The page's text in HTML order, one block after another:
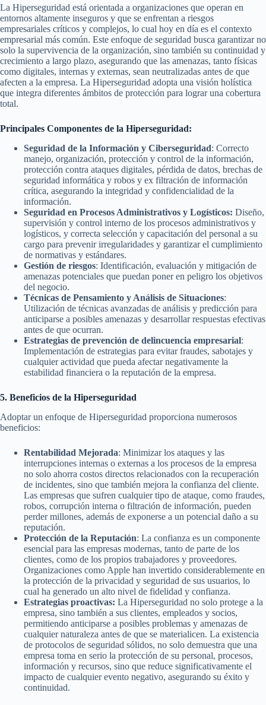
La Hiperseguridad está orientada a organizaciones que operan en
entornos altamente inseguros y que se enfrentan a riesgos
empresariales críticos y complejos, lo cual hoy en día es el contexto
empresarial más común. Este enfoque de seguridad busca garantizar no
solo la supervivencia de la organización, sino también su continuidad y
crecimiento a largo plazo, asegurando que las amenazas, tanto físicas
como digitales, internas y externas, sean neutralizadas antes de que
afecten a la empresa. La Hiperseguridad adopta una visión holística
que integra diferentes ámbitos de protección para lograr una cobertura
total.
Principales Componentes de la Hiperseguridad:
Seguridad de la Información y Ciberseguridad: Correcto
manejo, organización, protección y control de la información,
protección contra ataques digitales, pérdida de datos, brechas de
seguridad informática y robos y ex filtración de información
crítica, asegurando la integridad y confidencialidad de la
información.
Seguridad en Procesos Administrativos y Logísticos: Diseño,
supervisión y control interno de los procesos administrativos y
logísticos, y correcta selección y capacitación del personal a su
cargo para prevenir irregularidades y garantizar el cumplimiento
de normativas y estándares.
Gestión de riesgos: Identificación, evaluación y mitigación de
amenazas potenciales que puedan poner en peligro los objetivos
del negocio.
Técnicas de Pensamiento y Análisis de Situaciones:
Utilización de técnicas avanzadas de análisis y predicción para
anticiparse a posibles amenazas y desarrollar respuestas efectivas
antes de que ocurran.
Estrategias de prevención de delincuencia empresarial:
Implementación de estrategias para evitar fraudes, sabotajes y
cualquier actividad que pueda afectar negativamente la
estabilidad financiera o la reputación de la empresa.
5. Beneficios de la Hiperseguridad
Adoptar un enfoque de Hiperseguridad proporciona numerosos
beneficios:
Rentabilidad Mejorada: Minimizar los ataques y las
interrupciones internas o externas a los procesos de la empresa
no solo ahorra costos directos relacionados con la recuperación
de incidentes, sino que también mejora la confianza del cliente.
Las empresas que sufren cualquier tipo de ataque, como fraudes,
robos, corrupción interna o filtración de información, pueden
perder millones, además de exponerse a un potencial daño a su
reputación.
Protección de la Reputación: La confianza es un componente
esencial para las empresas modernas, tanto de parte de los
clientes, como de los propios trabajadores y proveedores.
Organizaciones como Apple han invertido considerablemente en
la protección de la privacidad y seguridad de sus usuarios, lo
cual ha generado un alto nivel de fidelidad y confianza.
Estrategias proactivas: La Hiperseguridad no solo protege a la
empresa, sino también a sus clientes, empleados y socios,
permitiendo anticiparse a posibles problemas y amenazas de
cualquier naturaleza antes de que se materialicen. La existencia
de protocolos de seguridad sólidos, no solo demuestra que una
empresa toma en serio la protección de su personal, procesos,
información y recursos, sino que reduce significativamente el
impacto de cualquier evento negativo, asegurando su éxito y
continuidad.